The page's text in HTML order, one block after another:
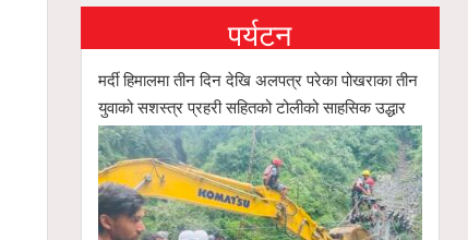
पर्यटन
मर्दी हिमालमा तीन दिन देखि अलपत्र परेका पोखराका तीन
युवाको सशस्त्र प्रहरी सहितको टोलीको साहसिक उद्धार